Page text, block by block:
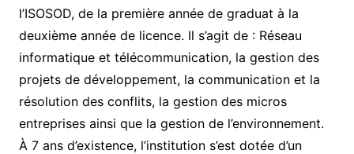
l’ISOSOD, de la première année de graduat à la
deuxième année de licence. Il s’agit de : Réseau
informatique et télécommunication, la gestion des
projets de développement, la communication et la
résolution des conflits, la gestion des micros
entreprises ainsi que la gestion de l’environnement.
À 7 ans d’existence, l’institution s’est dotée d’un